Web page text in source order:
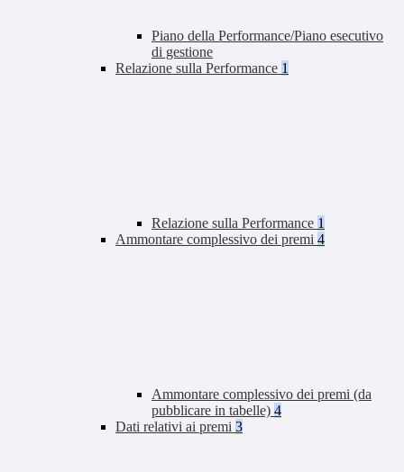
Piano della Performance/Piano esecutivo
di gestione
Relazione sulla Performance 1
Relazione sulla Performance 1
Ammontare complessivo dei premi 4
Ammontare complessivo dei premi (da
pubblicare in tabelle) 4
Dati relativi ai premi 3